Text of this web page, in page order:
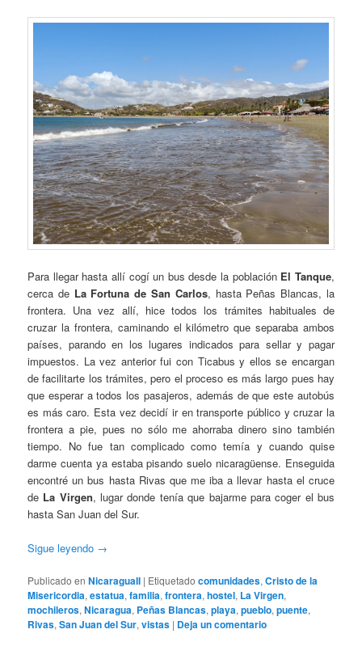
Para llegar hasta allí cogí un bus desde la población El Tanque,
cerca de La Fortuna de San Carlos, hasta Peñas Blancas, la
frontera. Una vez allí, hice todos los trámites habituales de
cruzar la frontera, caminando el kilómetro que separaba ambos
países, parando en los lugares indicados para sellar y pagar
impuestos. La vez anterior fui con Ticabus y ellos se encargan
de facilitarte los trámites, pero el proceso es más largo pues hay
que esperar a todos los pasajeros, además de que este autobús
es más caro. Esta vez decidí ir en transporte público y cruzar la
frontera a pie, pues no sólo me ahorraba dinero sino también
tiempo. No fue tan complicado como temía y cuando quise
darme cuenta ya estaba pisando suelo nicaragüense. Enseguida
encontré un bus hasta Rivas que me iba a llevar hasta el cruce
de La Virgen, lugar donde tenía que bajarme para coger el bus
hasta San Juan del Sur.
Sigue leyendo →
Publicado en NicaraguaII | Etiquetado comunidades,Cristo de la
Misericordia,estatua,familia,frontera,hostel, La Virgen,
mochileros,Nicaragua, Peñas Blancas,playa,pueblo,puente,
Rivas,San Juan del Sur,vistas | Deja un comentario